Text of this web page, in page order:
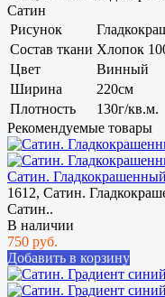
Сатин
Рисунок
Состав ткани Хлопок
Цвет
Винный
Ширина
220см
Плотность
130г/кв.м.
Рекомендуемые товары
Сатин.
1612, Сатин.
Сатин..
В наличии
750 руб.
Добавить в корзину